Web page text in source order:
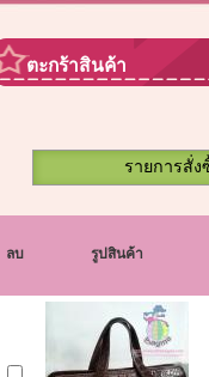
ตะกร้าสินค้า
รายการสั่ง
ลบ รูปสินค้า